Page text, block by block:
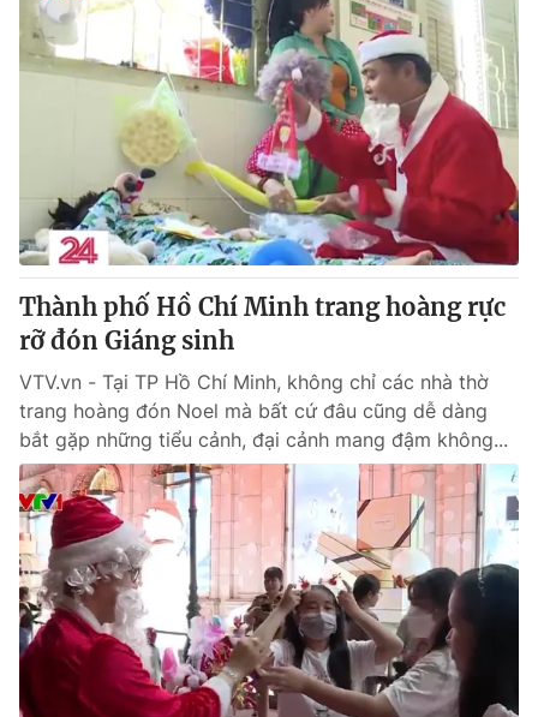
Liên hệ quảng cáo:
024-7300.7108
® Cấm sao chép dưới mọi hình thức nếu không có sự chấp
thuận bằng văn bản. Ghi rõ nguồn VTV.vn khi phát hành lại
thông tin từ website này.
Thành phố Hồ Chí Minh trang hoàng rực
rỡ đón Giáng sinh
VTV.vn - Tại TP Hồ Chí Minh, không chỉ các nhà thờ
trang hoàng đón Noel mà bất cứ đâu cũng dễ dàng
bắt gặp những tiểu cảnh, đại cảnh mang đậm không...